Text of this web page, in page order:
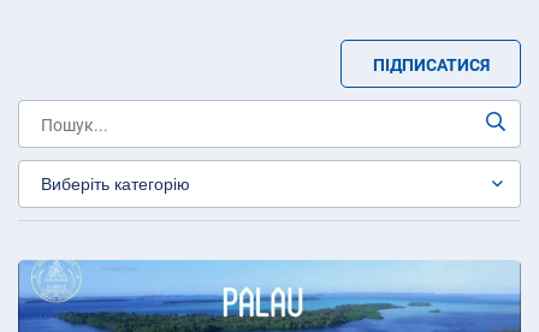
ПІДПИСАТИСЯ